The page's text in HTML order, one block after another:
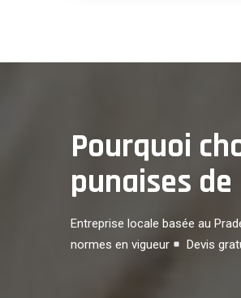
Pourquoi
punaises
Entreprise locale basée au
normes en vigueur
Devis